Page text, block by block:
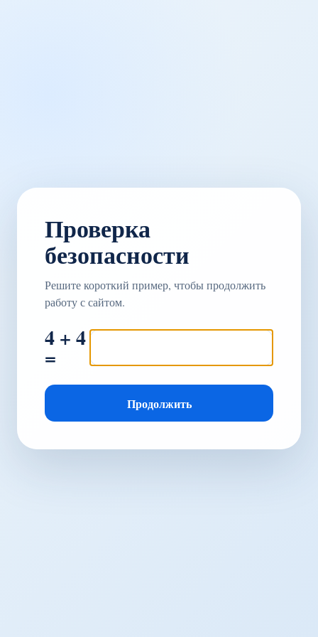
Проверка
безопасности
Решите короткий пример, чтобы продолжить
работу с сайтом.
4 + 4
=
Продолжить